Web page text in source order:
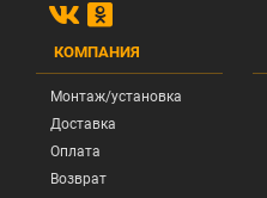
КОМПАНИЯ
Монтаж/установка
Доставка
Оплата
Возврат